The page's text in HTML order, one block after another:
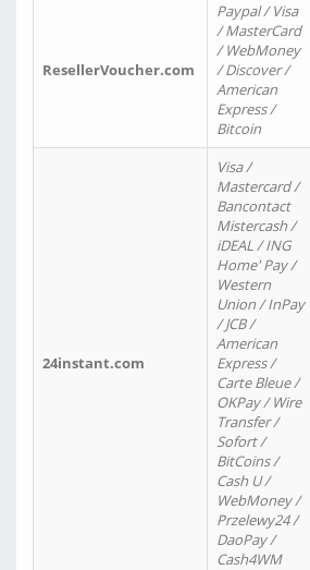
ResellerVoucher.com
Paypal / Visa
/ MasterCard
/ WebMoney
/ Discover /
American
Express /
Bitcoin
24instant.com
Visa /
Mastercard /
Bancontact
Mistercash /
iDEAL / ING
Home' Pay /
Western
Union / InPay
/ JCB /
American
Express /
Carte Bleue /
OKPay / Wire
Transfer /
Sofort /
BitCoins /
Cash U /
WebMoney /
Przelewy24 /
DaoPay /
Cash4WM